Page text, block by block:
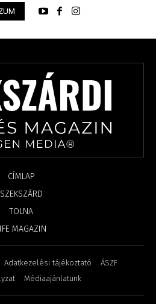
CÍMLAP
SZEKSZÁRD
TOLNA
MAGAZIN
Adatkezelési tájékoztató
ÁSZF
Médiaajánlatunk